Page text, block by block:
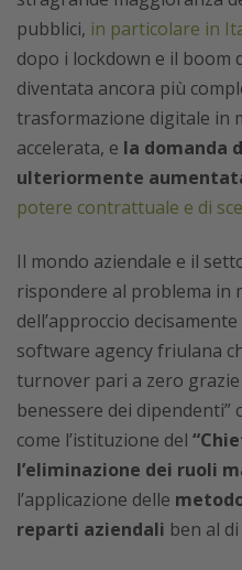
pubblici, in particolare in
dopo i lockdown e il boom
diventata ancora più
trasformazione digitale in
accelerata, e la domanda
ulteriormente
potere contrattuale e di
Il mondo aziendale e il
rispondere al problema in
dell’approccio
software agency friulana
turnover pari a zero grazie
benessere dei dipendenti”
come l’istituzione del
l’eliminazione dei ruoli
l’applicazione delle
reparti aziendali ben al